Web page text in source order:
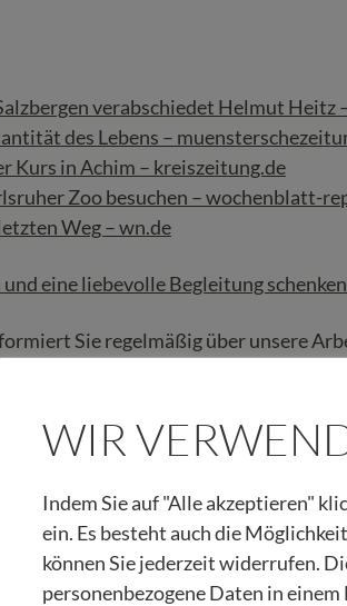
verabschiedet Helmut Heitz
des Lebens –
Kurs in Achim – kreiszeitung.de
Zoo besuchen – wochenblatt-
Weg – wn.de
eine liebevolle Begleitung
Sie regelmäßig über unsere
WOCHENRUNDSCHAU
WIR
Indem Sie auf "Alle akzeptieren"
ein. Es besteht auch die
können Sie jederzeit widerrufen.
personenbezogene Daten in